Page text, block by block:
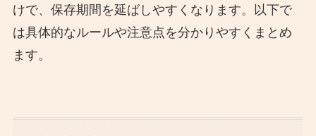
けで、保存期間を延ばしやすくなります。以下で
は具体的なルールや注意点を分かりやすくまとめ
ます。